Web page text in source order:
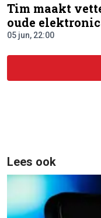
Tim maakt
oude
05 jun, 22:00
Lees ook